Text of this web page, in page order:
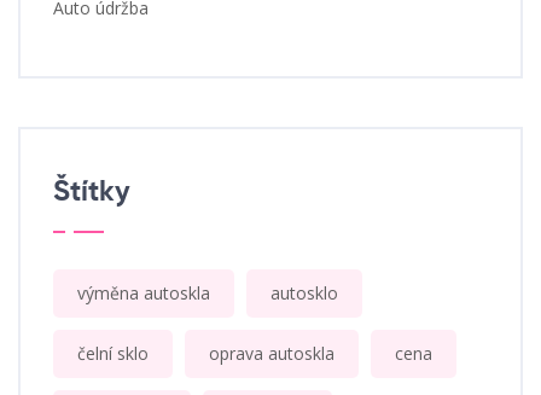
Auto údržba
Štítky
výměna autoskla autosklo
čelní sklo oprava autoskla cena